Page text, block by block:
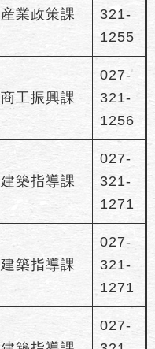
産業政策課
321-
1255
商工振興課
027-
321-
1256
建築指導課
027-
321-
1271
建築指導課
027-
321-
1271
027-